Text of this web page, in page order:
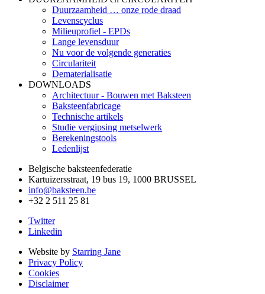
Duurzaamheid … onze rode draad
Levenscyclus
Milieuprofiel - EPDs
Lange levensduur
Nu voor de volgende generaties
Circulariteit
Dematerialisatie
DOWNLOADS
Architectuur - Bouwen met Baksteen
Baksteenfabricage
Technische artikels
Studie vergipsing metselwerk
Berekeningstools
Ledenlijst
Belgische baksteenfederatie
Kartuizersstraat, 19 bus 19, 1000 BRUSSEL
info@baksteen.be
+32 2 511 25 81
Twitter
Linkedin
Website by Starring Jane
Privacy Policy
Cookies
Disclaimer